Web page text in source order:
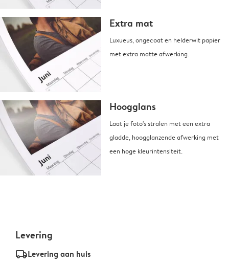
Extra mat
Luxueus, ongecoat en helderwit papier
met extra matte afwerking.
Hoogglans
Laat je foto's stralen met een extra
gladde, hoogglanzende afwerking met
een hoge kleurintensiteit.
Levering
delivery_standard_v2Levering aan huis